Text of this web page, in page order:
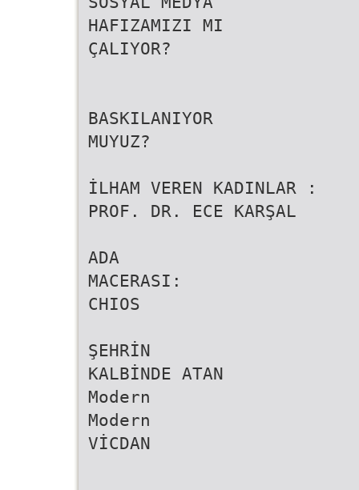
HAFIZAMIZI MI
ÇALIYOR?
BASKILANIYOR
MUYUZ?
İLHAM VEREN KADINLAR :
PROF. DR. ECE KARŞAL
ADA
MACERASI:
CHIOS
ŞEHRİN
KALBİNDE ATAN
Modern
Modern
VİCDAN